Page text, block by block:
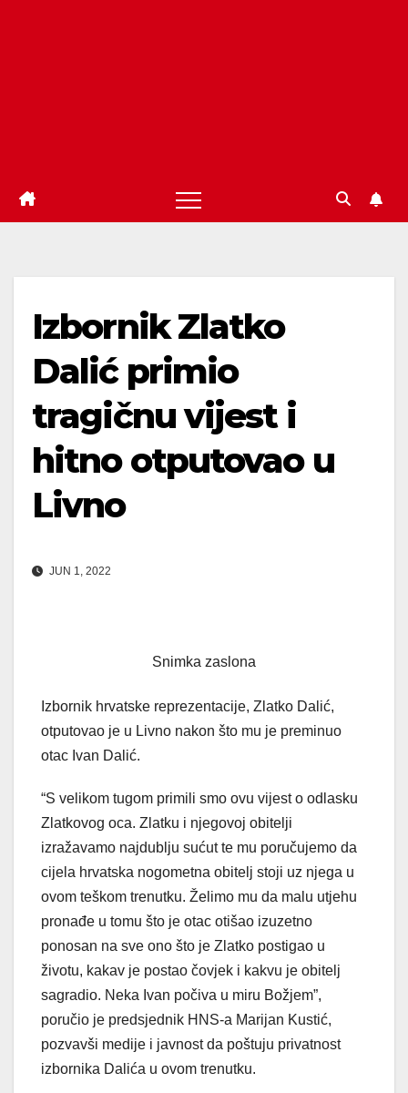
Izbornik Zlatko
Dalić primio
tragičnu vijest i
hitno otputovao u
Livno
JUN 1, 2022
Snimka zaslona
Izbornik hrvatske reprezentacije, Zlatko Dalić,
otputovao je u Livno nakon što mu je preminuo
otac Ivan Dalić.
“S velikom tugom primili smo ovu vijest o odlasku
Zlatkovog oca. Zlatku i njegovoj obitelji
izražavamo najdublju sućut te mu poručujemo da
cijela hrvatska nogometna obitelj stoji uz njega u
ovom teškom trenutku. Želimo mu da malu utjehu
pronađe u tomu što je otac otišao izuzetno
ponosan na sve ono što je Zlatko postigao u
životu, kakav je postao čovjek i kakvu je obitelj
sagradio. Neka Ivan počiva u miru Božjem”,
poručio je predsjednik HNS-a Marijan Kustić,
pozvavši medije i javnost da poštuju privatnost
izbornika Dalića u ovom trenutku.